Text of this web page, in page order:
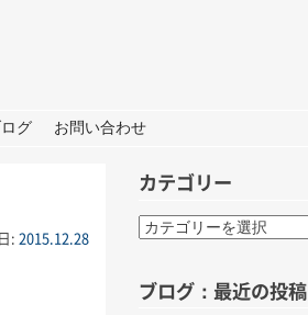
グ お問い合わせ
: 2015.12.28
カテゴリー
カ
テ
リ
ブログ：最近の投稿